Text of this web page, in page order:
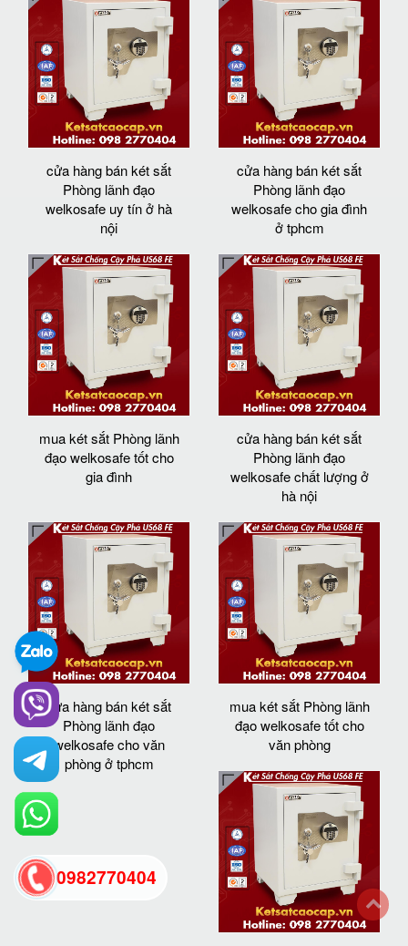
cửa hàng bán két sắt
Phòng lãnh đạo
welkosafe uy tín ở hà
nội
cửa hàng bán két sắt
Phòng lãnh đạo
welkosafe cho gia đình
ở tphcm
mua két sắt Phòng lãnh
đạo welkosafe tốt cho
gia đình
cửa hàng bán két sắt
Phòng lãnh đạo
welkosafe chất lượng ở
hà nội
cửa hàng bán két sắt
Phòng lãnh đạo
welkosafe cho văn
phòng ở tphcm
mua két sắt Phòng lãnh
đạo welkosafe tốt cho
văn phòng
0982770404
back